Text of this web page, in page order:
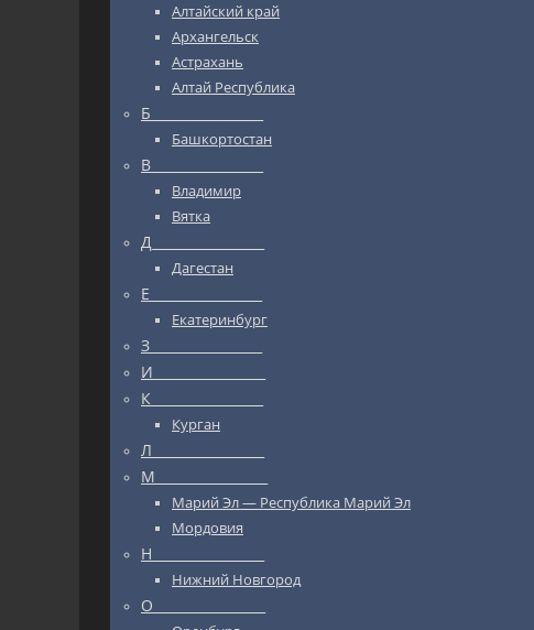
Алтайский край
Архангельск
Астрахань
Алтай Республика
Б_________________
Башкортостан
В_________________
Владимир
Вятка
Д_________________
Дагестан
Е_________________
Екатеринбург
З_________________
И_________________
К_________________
Курган
Л_________________
М_________________
Марий Эл — Республика Марий Эл
Мордовия
Н_________________
Нижний Новгород
О_________________